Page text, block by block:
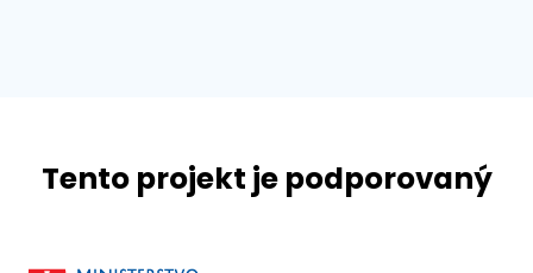
Tento projekt je podporovaný